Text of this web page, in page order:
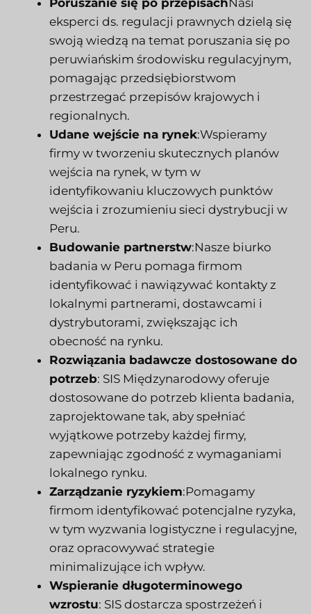
eksperci ds. regulacji prawnych dzielą się
swoją wiedzą na temat poruszania się po
peruwiańskim środowisku regulacyjnym,
pomagając przedsiębiorstwom
przestrzegać przepisów krajowych i
regionalnych.
Udane wejście na rynek:Wspieramy
firmy w tworzeniu skutecznych planów
wejścia na rynek, w tym w
identyfikowaniu kluczowych punktów
wejścia i zrozumieniu sieci dystrybucji w
Peru.
Budowanie partnerstw:Nasze biurko
badania w Peru pomaga firmom
identyfikować i nawiązywać kontakty z
lokalnymi partnerami, dostawcami i
dystrybutorami, zwiększając ich
obecność na rynku.
Rozwiązania badawcze dostosowane do
potrzeb: SIS Międzynarodowy oferuje
dostosowane do potrzeb klienta badania,
zaprojektowane tak, aby spełniać
wyjątkowe potrzeby każdej firmy,
zapewniając zgodność z wymaganiami
lokalnego rynku.
Zarządzanie ryzykiem:Pomagamy
firmom identyfikować potencjalne ryzyka,
w tym wyzwania logistyczne i regulacyjne,
oraz opracowywać strategie
minimalizujące ich wpływ.
Wspieranie długoterminowego
wzrostu: SIS dostarcza spostrzeżeń i